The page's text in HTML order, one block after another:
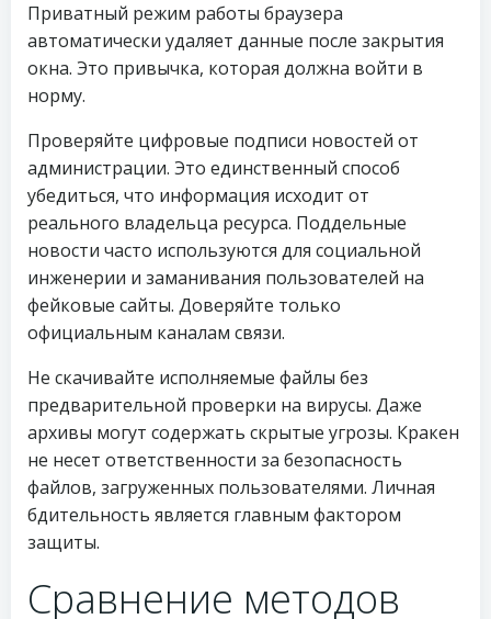
Приватный режим работы браузера
автоматически удаляет данные после закрытия
окна. Это привычка, которая должна войти в
норму.
Проверяйте цифровые подписи новостей от
администрации. Это единственный способ
убедиться, что информация исходит от
реального владельца ресурса. Поддельные
новости часто используются для социальной
инженерии и заманивания пользователей на
фейковые сайты. Доверяйте только
официальным каналам связи.
Не скачивайте исполняемые файлы без
предварительной проверки на вирусы. Даже
архивы могут содержать скрытые угрозы. Кракен
не несет ответственности за безопасность
файлов, загруженных пользователями. Личная
бдительность является главным фактором
защиты.
Сравнение методов